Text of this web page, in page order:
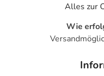
Alles zur
Wie